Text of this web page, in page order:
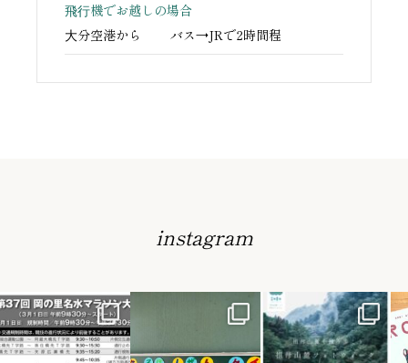
⾶⾏機でお越しの場合
⼤分空港から
バス→JRで2時間程
instagram